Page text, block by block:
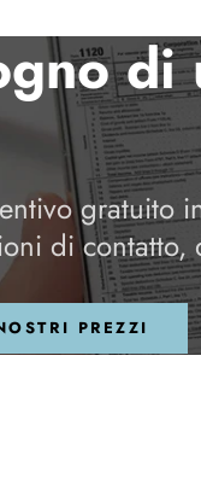
gratuito
di
PREZZI